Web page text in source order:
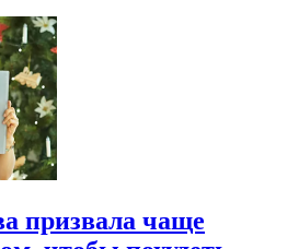
призвала чаще